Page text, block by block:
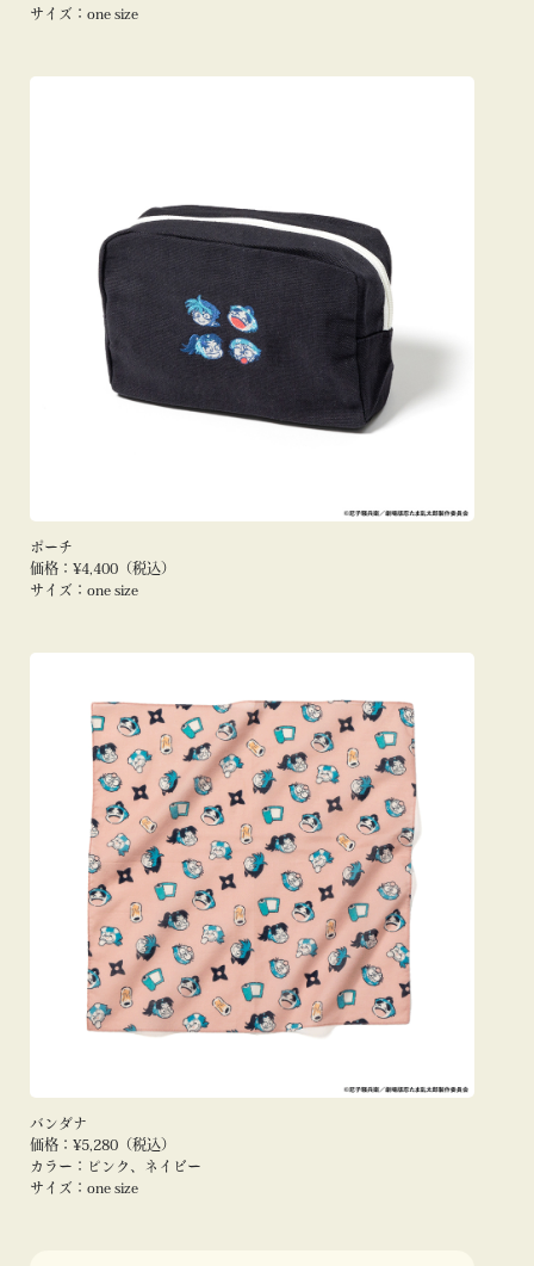
サイズ：one size
ポーチ
価格：¥4,400（税込）
サイズ：one size
バンダナ
価格：¥5,280（税込）
カラー：ピンク、ネイビー
サイズ：one size